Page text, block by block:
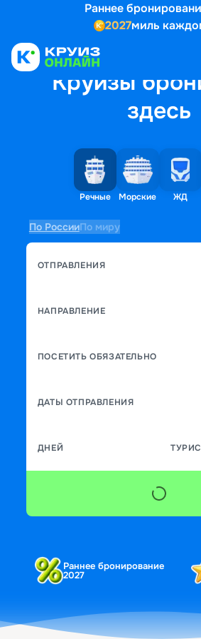
Раннее
2027миль
Круизы
здесь
Речные Морские ЖД
По РоссииПо миру
ОТПРАВЛЕНИЯ
НАПРАВЛЕНИЕ
ПОСЕТИТЬ ОБЯЗАТЕЛЬНО
ДАТЫ ОТПРАВЛЕНИЯ
ДНЕЙ
Раннее бронирование
2027